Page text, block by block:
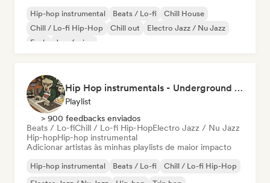
Hip-hop instrumental Beats / Lo-fi
Chill House
Chill / Lo-fi Hip-Hop
Chill out
Electro Jazz / Nu Jazz
Funk
Jazz fusion
Hip Hop instrumentals - Underground boombap & Lo Fi Hip Hop (by Snaap)
Playlist
> 900 feedbacks enviados
Beats / Lo-fiChill / Lo-fi Hip-HopElectro Jazz / Nu Jazz
Hip-hopHip-hop instrumental
Adicionar artistas às minhas playlists de maior impacto
Hip-hop instrumental Beats / Lo-fi
Chill / Lo-fi Hip-Hop